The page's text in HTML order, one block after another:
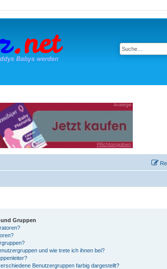
Gruppen
und wie trete ich ihnen bei?
Benutzergruppen farbig dargestellt?